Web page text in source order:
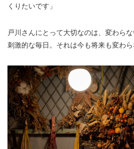
くりたいです」
戸川さんにとって大切なのは、変わら
刺激的な毎日。それは今も将来も変わら